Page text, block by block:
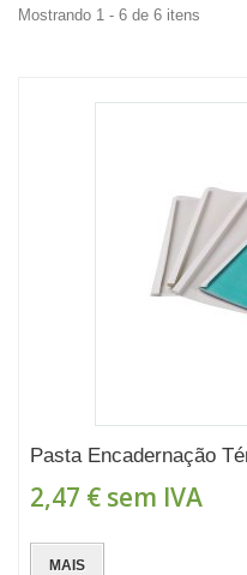
Mostrando 1 - 6 de 6 itens
Pasta Encadernação
2,47 € sem IVA
MAIS